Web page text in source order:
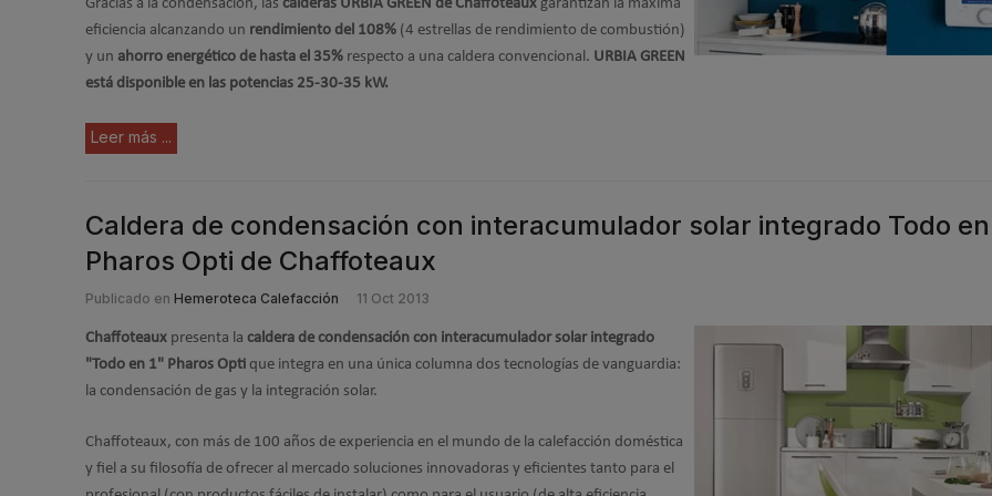
Gracias a la condensación, las calderas URBIA GREEN de Chaffoteaux garantizan la máxima
eficiencia alcanzando un rendimiento del 108% (4 estrellas de rendimiento de combustión)
y un ahorro energético de hasta el 35% respecto a una caldera convencional. URBIA GREEN
está disponible en las potencias 25-30-35 kW.
Leer más ...
Caldera de condensación con interacumulador solar integrado Todo en
Pharos Opti de Chaffoteaux
Publicado en Hemeroteca Calefacción 11 Oct 2013
Chaffoteaux presenta la caldera de condensación con interacumulador solar integrado
"Todo en 1" Pharos Opti que integra en una única columna dos tecnologías de vanguardia:
la condensación de gas y la integración solar.
Chaffoteaux, con más de 100 años de experiencia en el mundo de la calefacción doméstica
y fiel a su filosofía de ofrecer al mercado soluciones innovadoras y eficientes tanto para el